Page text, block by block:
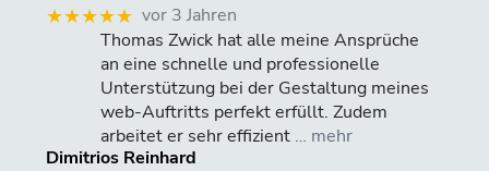
★★★★★ vor 3 Jahren
Thomas Zwick hat alle meine Ansprüche
an eine schnelle und professionelle
Unterstützung bei der Gestaltung meines
web-Auftritts perfekt erfüllt. Zudem
arbeitet er sehr effizient … mehr
Dimitrios Reinhard